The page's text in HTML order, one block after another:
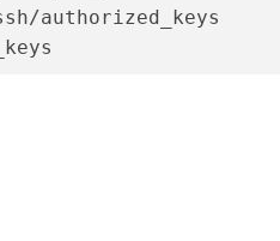
authorized_keys